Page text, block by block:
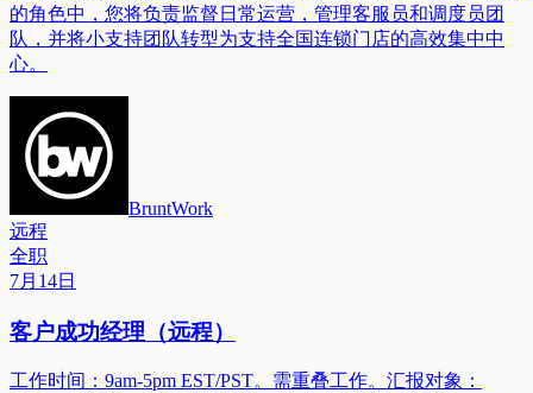
的角色中，您将负责监督日常运营，管理客服员和调度员团
队，并将小支持团队转型为支持全国连锁门店的高效集中中
心。
BruntWork
远程
全职
7月14日
客户成功经理（远程）
工作时间：9am-5pm EST/PST。需重叠工作。汇报对象：